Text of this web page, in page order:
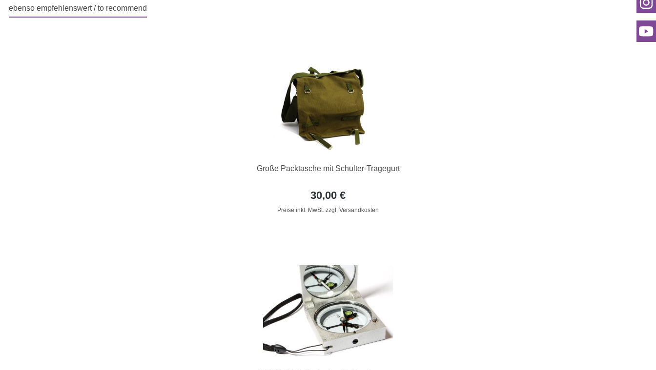
ebenso empfehlenswert / to recommend
Große Packtasche mit Schulter-Tragegurt
30,00 €
Preise inkl. MwSt. zzgl. Versandkosten